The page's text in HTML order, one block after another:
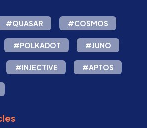
#QUASAR #COSMOS
#POLKADOT #JUNO
#INJECTIVE #APTOS